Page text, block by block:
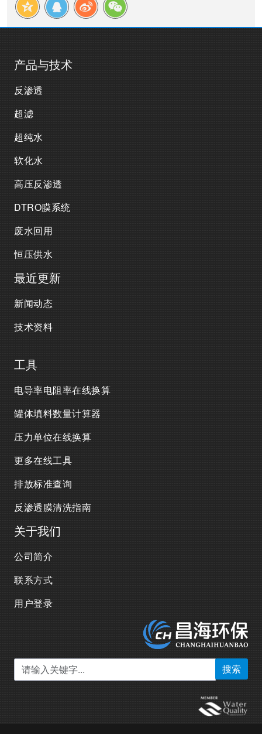
产品与技术
反渗透
超滤
超纯水
软化水
高压反渗透
DTRO膜系统
废水回用
恒压供水
最近更新
新闻动态
技术资料
工具
电导率电阻率在线换算
罐体填料数量计算器
压力单位在线换算
更多在线工具
排放标准查询
反渗透膜清洗指南
关于我们
公司简介
联系方式
用户登录
搜索